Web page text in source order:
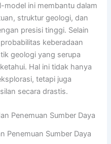
model ini membantu dalam
struktur geologi, dan
presisi tinggi. Selain
keberadaan
geologi yang serupa
Hal ini tidak hanya
tetapi juga
secara drastis.
Penemuan Sumber Daya